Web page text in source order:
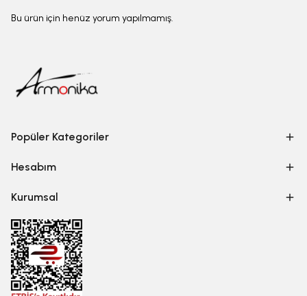
Bu ürün için henüz yorum yapılmamış.
Popüler Kategoriler
Hesabım
Kurumsal